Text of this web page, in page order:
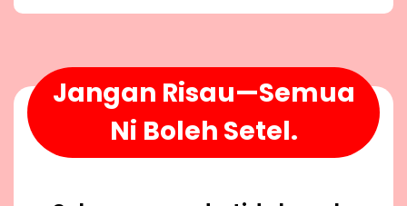
Jangan Risau—Semua
Ni Boleh Setel.